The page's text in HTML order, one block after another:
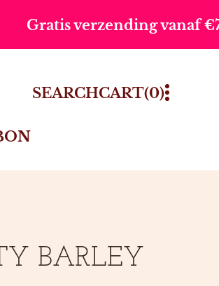
vanaf €75,-
SEARCHCART(0)0
BARLEY